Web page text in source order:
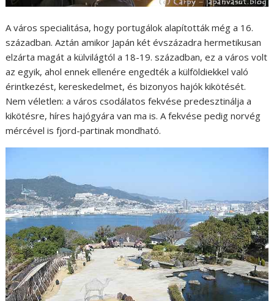
A város specialitása, hogy portugálok alapították még a 16.
században. Aztán amikor Japán két évszázadra hermetikusan
elzárta magát a külvilágtól a 18-19. században, ez a város volt
az egyik, ahol ennek ellenére engedték a külföldiekkel való
érintkezést, kereskedelmet, és bizonyos hajók kikötését.
Nem véletlen: a város csodálatos fekvése predesztinálja a
kikötésre, híres hajógyára van ma is. A fekvése pedig norvég
mércével is fjord-partinak mondható.